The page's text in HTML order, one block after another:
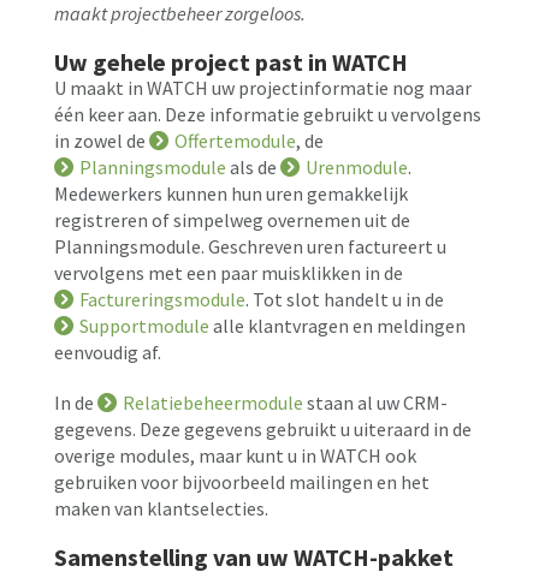
maakt projectbeheer zorgeloos.
Uw gehele project past in WATCH
U maakt in WATCH uw projectinformatie nog maar
één keer aan. Deze informatie gebruikt u vervolgens
in zowel de
Offertemodule, de
Planningsmodule als de Urenmodule.
Medewerkers kunnen hun uren gemakkelijk
registreren of simpelweg overnemen uit de
Planningsmodule. Geschreven uren factureert u
vervolgens met een paar muisklikken in de
Factureringsmodule. Tot slot handelt u in de
Supportmodule alle klantvragen en meldingen
eenvoudig af.
In de Relatiebeheermodule staan al uw CRM-
gegevens. Deze gegevens gebruikt u uiteraard in de
overige modules, maar kunt u in WATCH ook
gebruiken voor bijvoorbeeld mailingen en het
maken van klantselecties.
Samenstelling van uw WATCH-pakket